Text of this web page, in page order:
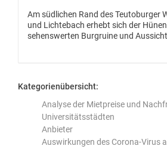
Am südlichen Rand des Teutoburger
und Lichtebach erhebt sich der
sehenswerten Burgruine und
Kategorienübersicht:
Analyse der Mietpreise und
Universitätsstädten
Anbieter
Auswirkungen des Corona-Virus